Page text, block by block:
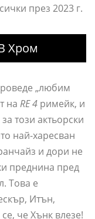
през 2023 г.
Хром
„любим
на RE 4 римейк, и
за този актьорски
най-харесван
и дори не
преднина пред
Това е
Итън,
че Хънк влезе!